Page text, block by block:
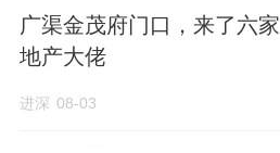
广渠金茂府门口，来了六家
地产大佬
进深 08-03